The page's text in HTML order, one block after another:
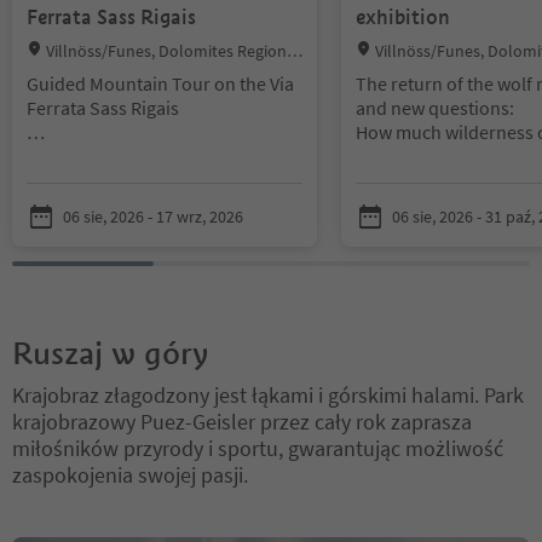
Ferrata Sass Rigais
Location:
Villnöss/Funes, Dolomites Region L
Guided Mountain Tour on the Via
Ferrata Sass Rigais
the Geisler Group, with
breathtaking views of the entire
fitness for approx. 8 hours
Price: 170 € per person including
transfer from St. Peter
Participants: min. 3 persons –
max. 4 persons
Information and registration
06 sie, 2026 - 17 wrz, 2026
exhibition
Location:
Villnöss/Funes,
The return of the wolf
and new questions:
How much wilderness
How does the
predator change our
challenges the limits
humans. These limits
negotiated, or
06 sie, 2026 - 31 paź,
Ruszaj w góry
Krajobraz złagodzony jest łąkami i górskimi halami. Park
krajobrazowy Puez-Geisler przez cały rok zaprasza
miłośników przyrody i sportu, gwarantując możliwość
zaspokojenia swojej pasji.